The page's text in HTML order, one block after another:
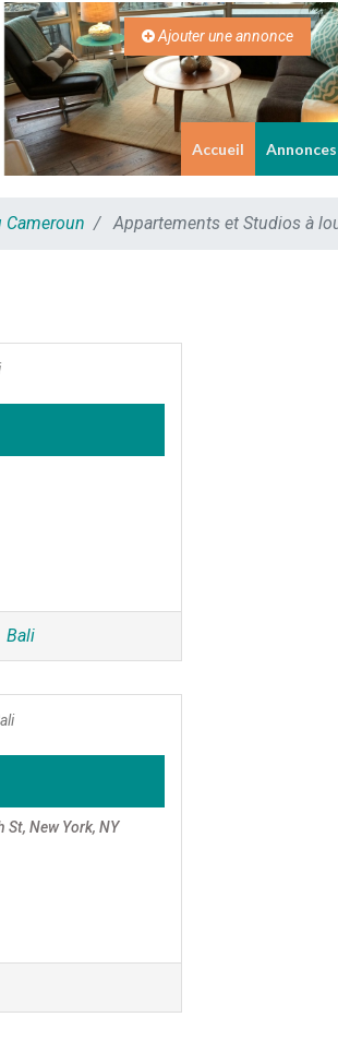
Ajouter une annonce
Accueil Annonces
Cameroun Appartements et Studios à
Bali
St, New York, NY